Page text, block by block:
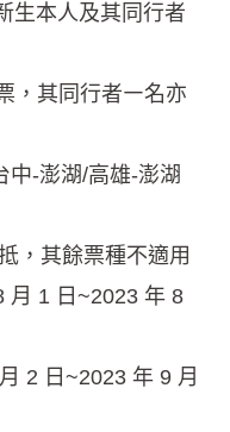
生本人及其同行者
，其同行者㇐名亦
中-澎湖/高雄-澎湖
，其餘票種不適用
月 1 日~2023 年 8
2 日~2023 年 9 月